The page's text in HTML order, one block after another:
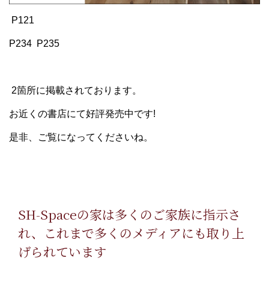
P121
P234 P235
2箇所に掲載されております。
お近くの書店にて好評発売中です!
是非、ご覧になってくださいね。
SH-Spaceの家は多くのご家族に指示さ
れ、これまで多くのメディアにも取り上
げられています